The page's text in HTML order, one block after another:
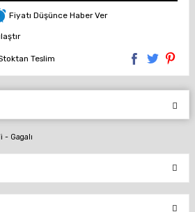
Fiyatı Düşünce Haber Ver
Teslim
- Gagalı